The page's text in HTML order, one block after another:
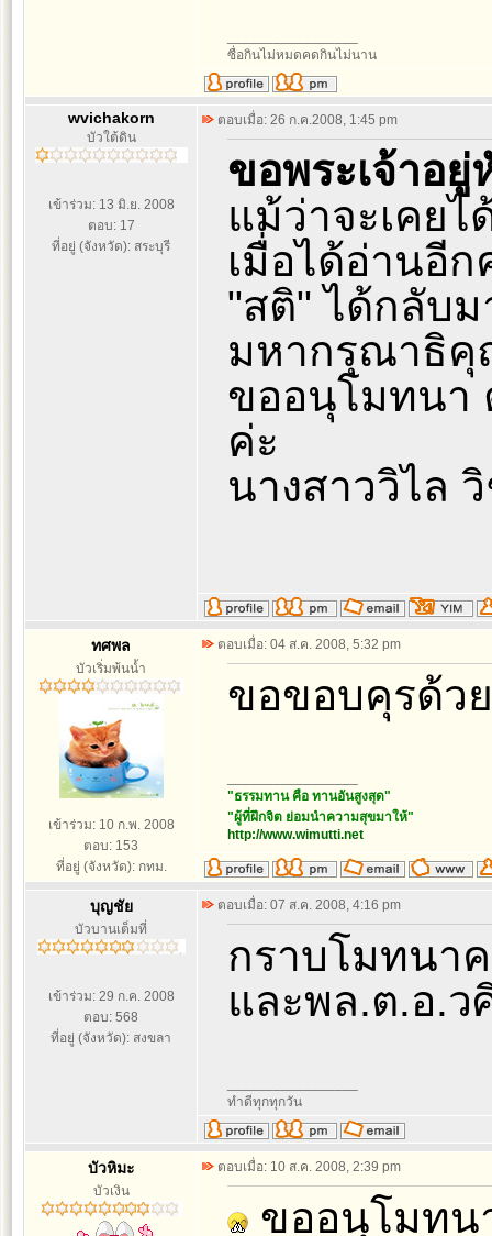
ซื่อกินไม่หมดคดกินไม่นาน
wvichakorn
บัวใต้ดิน
เข้าร่วม: 13 มิ.ย. 2008
ตอบ: 17
ที่อยู่ (จังหวัด): สระบุรี
ตอบเมื่อ: 26 ก.ค.2008, 1:45 pm
ขอพระเจ้าอ
แม้ว่าจะเคย
เมื่อได้อ่านอี
"สติ" ได้กลับ
มหากรุณาธิคุ
ขออนุโมทนา
ค่ะ
นางสาววิไล
ทศพล
บัวเริ่มพ้นน้ำ
เข้าร่วม: 10 ก.พ. 2008
ตอบ: 153
ที่อยู่ (จังหวัด): กทม.
ตอบเมื่อ: 04 ส.ค. 2008, 5:32 pm
ขอขอบคุรด้ว
"ธรรมทาน คือ ทานอันสูงสุด"
"ผู้ที่ฝึกจิต ย่อมนำความสุขมาให้"
http://www.wimutti.net
บุญชัย
บัวบานเต็มที่
เข้าร่วม: 29 ก.ค. 2008
ตอบ: 568
ที่อยู่ (จังหวัด): สงขลา
ตอบเมื่อ: 07 ส.ค. 2008, 4:16 pm
กราบโมทนา
และพล.ต.อ.
ทำดีทุกทุกวัน
บัวหิมะ
บัวเงิน
ตอบเมื่อ: 10 ส.ค. 2008, 2:39 pm
ขออนุโมทน